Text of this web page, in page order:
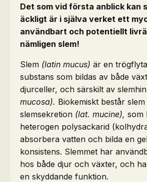
Det som vid första anblick kan
äckligt är i själva verket ett
användbart och potentiellt
nämligen slem!
Slem (latin mucus) är en
substans som bildas av både
djurceller, och särskilt av
mucosa). Biokemiskt består
slemsekretion (lat. mucine), som
heterogen polysackarid
absorbera vatten och bilda en
konsistens. Slemmet har
hos både djur och växter, och
en skyddande funktion.